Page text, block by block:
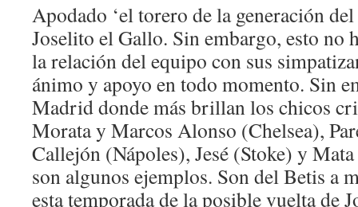
Apodado ‘el torero de la generación
Joselito el Gallo. Sin embargo, esto no
la relación del equipo con sus
ánimo y apoyo en todo momento. Sin
Madrid donde más brillan los chicos
Morata y Marcos Alonso (Chelsea),
Callejón (Nápoles), Jesé (Stoke) y
son algunos ejemplos. Son del Betis a
esta temporada de la posible vuelta de